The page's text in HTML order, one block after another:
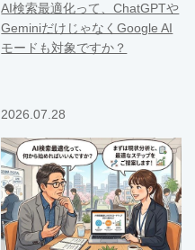
AI検索最適化って、ChatGPTや
GeminiだけじゃなくGoogle AI
モードも対象ですか？
2026.07.28